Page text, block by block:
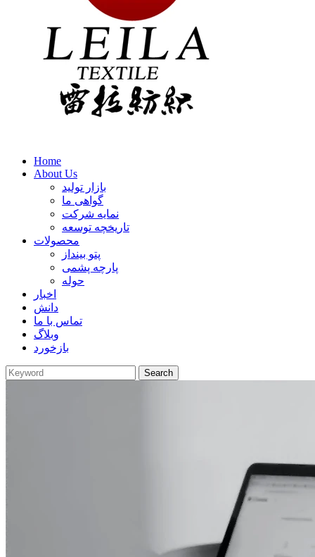
Home
About Us
بازار تولید
گواهی ما
نمایه شرکت
تاریخچه توسعه
محصولات
پتو بینداز
پارچه پشمی
حوله
اخبار
دانش
تماس با ما
وبلاگ
بازخورد